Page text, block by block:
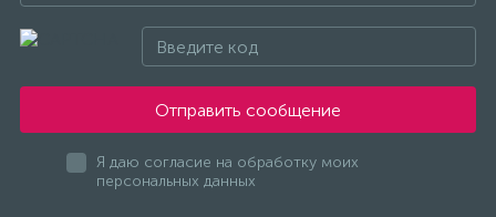
Отправить сообщение
Я даю согласие на обработку моих
персональных данных